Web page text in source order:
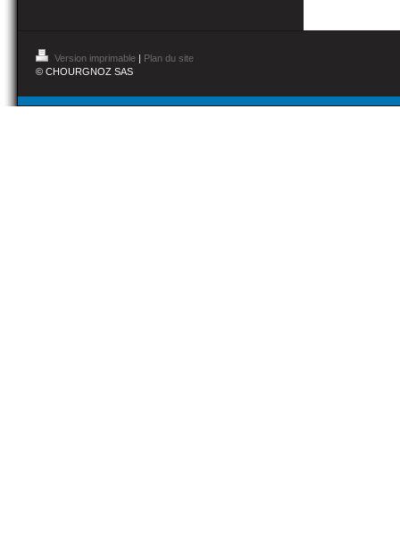
Version imprimable | Plan du site
© CHOURGNOZ SAS